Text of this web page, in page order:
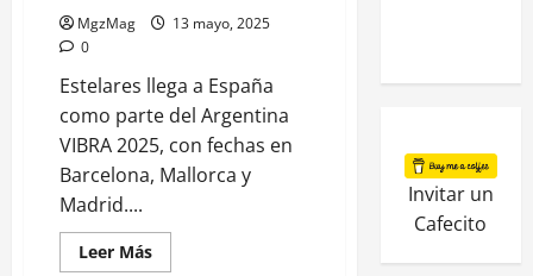
MgzMag
13 mayo, 2025
0
Estelares llega a España
como parte del Argentina
VIBRA 2025, con fechas en
Barcelona, Mallorca y
Madrid....
Leer Más
Invitar un
Cafecito